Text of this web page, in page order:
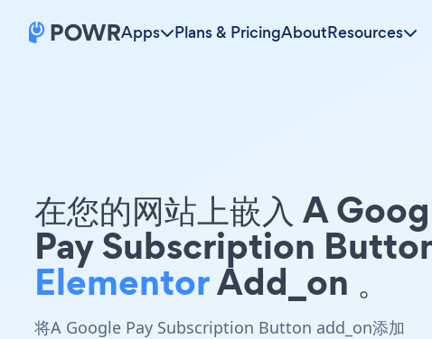
Apps Plans & PricingAboutResources
在您的网站上嵌入 A
Pay Subscription
ElementorAdd_on 。
将A Google Pay Subscription Button add_on添加